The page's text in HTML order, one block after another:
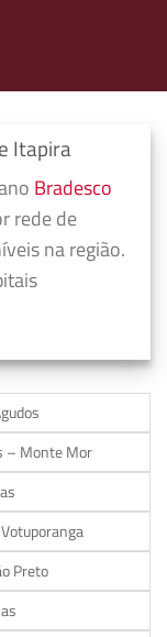
Itapira
Bradesco
rede de
na região.
– Monte Mor
Preto